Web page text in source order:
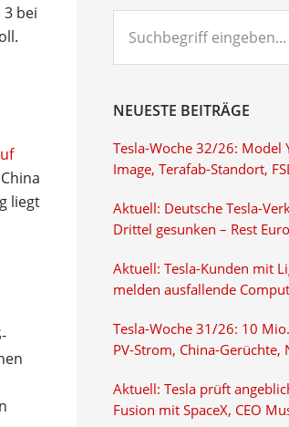
bei
liegt
eingeben...
NEUESTE BEITRÄGE
Tesla-Woche 32/26: Model
Image, Terafab-Standort,
Aktuell: Deutsche Tesla-
Drittel gesunken – Rest
Aktuell: Tesla-Kunden mit
melden ausfallende
Tesla-Woche 31/26: 10
PV-Strom, China-Gerüchte,
Aktuell: Tesla prüft
Fusion mit SpaceX, CEO